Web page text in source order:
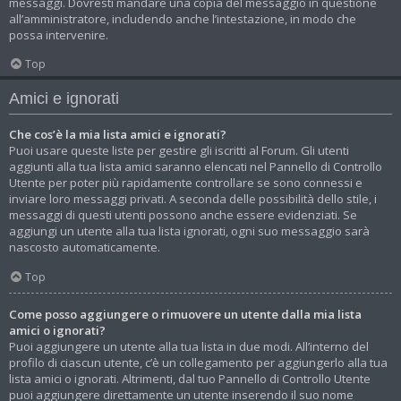
all’amministratore, includendo anche l’intestazione, in modo che
possa intervenire.
Top
Amici e ignorati
Che cos’è la mia lista amici e ignorati?
Puoi usare queste liste per gestire gli iscritti al Forum. Gli utenti
aggiunti alla tua lista amici saranno elencati nel Pannello di Controllo
Utente per poter più rapidamente controllare se sono connessi e
inviare loro messaggi privati. A seconda delle possibilità dello stile, i
messaggi di questi utenti possono anche essere evidenziati. Se
aggiungi un utente alla tua lista ignorati, ogni suo messaggio sarà
nascosto automaticamente.
Top
Come posso aggiungere o rimuovere un utente dalla mia lista
amici o ignorati?
Puoi aggiungere un utente alla tua lista in due modi. All’interno del
profilo di ciascun utente, c’è un collegamento per aggiungerlo alla tua
lista amici o ignorati. Altrimenti, dal tuo Pannello di Controllo Utente
puoi aggiungere direttamente un utente inserendo il suo nome